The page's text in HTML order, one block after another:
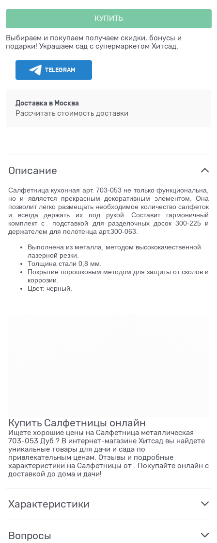
КУПИТЬ
Выбираем и покупаем получаем скидки, бонусы и
подарки! Украшаем сад с супермаркетом Хитсад.
TELEGRAM
Доставка в Москва
Рассчитать стоимость доставки
Описание
Салфетница кухонная арт. 703-053 не только функциональна,
но и является прекрасным декоративным элементом. Она
позволит легко размещать необходимое количество салфеток
и всегда держать их под рукой. Составит гармоничный
комплект с подставкой для разделочных досок 300-225 и
держателем для полотенца арт.300-063.
Выполнена из металла, методом высококачественной
лазерной резки.
Толщина стали 0,8 мм.
Покрытие порошковым методом для защиты от сколов и
коррозии.
Цвет: черный.
Купить Салфетницы онлайн
Ищете хорошие цены на Салфетница металлическая
703-053 Дуб ? В интернет-магазине Хитсад вы найдете
уникальные товары для дачи и сада по
привлекательным ценам. Отзывы и подробные
характеристики на Салфетницы от . Покупайте онлайн с
доставкой до дома и дачи!
Характеристики
Вопросы